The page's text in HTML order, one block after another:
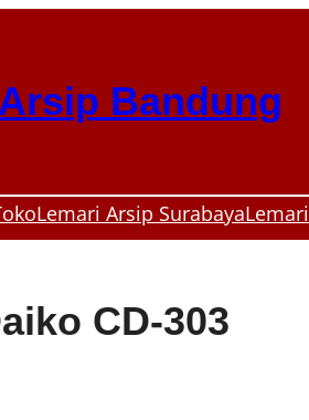
Bandung
Lemari Arsip Surabaya
CD-303